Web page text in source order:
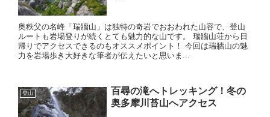
奥秩父の名峰「瑞牆山」は独特の奇岩でおおわれた山容で、登山
ルートも岩場登りが続くとても魅力的な山です。 瑞牆山荘から日
帰りでアクセスできるのもオススメポイント！ 今回は瑞牆山の魅
力を岩場歩き大好きな筆者が伝えたいと思いま...
登山
百尋の滝へトレッキング！冬の
奥多摩川苔山へアクセス